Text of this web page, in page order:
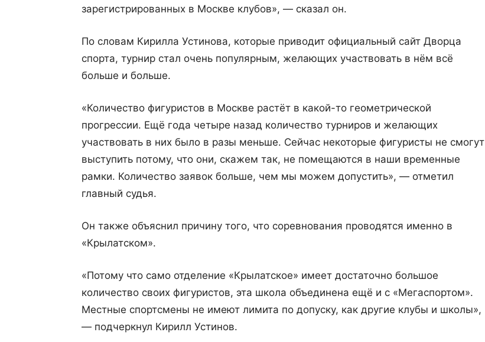
зарегистрированных в Москве клубов», — сказал он.
По словам Кирилла Устинова, которые приводит официальный сайт Дворца
спорта, турнир стал очень популярным, желающих участвовать в нём всё
больше и больше.
«Количество фигуристов в Москве растёт в какой-то геометрической
прогрессии. Ещё года четыре назад количество турниров и желающих
участвовать в них было в разы меньше. Сейчас некоторые фигуристы не смогут
выступить потому, что они, скажем так, не помещаются в наши временные
рамки. Количество заявок больше, чем мы можем допустить», — отметил
главный судья.
Он также объяснил причину того, что соревнования проводятся именно в
«Крылатском».
«Потому что само отделение «Крылатское» имеет достаточно большое
количество своих фигуристов, эта школа объединена ещё и с «Мегаспортом».
Местные спортсмены не имеют лимита по допуску, как другие клубы и школы»,
— подчеркнул Кирилл Устинов.